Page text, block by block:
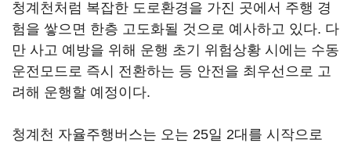
청계천처럼 복잡한 도로환경을 가진 곳에서 주행 경
험을 쌓으면 한층 고도화될 것으로 예사하고 있다. 다
만 사고 예방을 위해 운행 초기 위험상황 시에는 수동
운전모드로 즉시 전환하는 등 안전을 최우선으로 고
려해 운행할 예정이다.
청계천 자율주행버스는 오는 25일 2대를 시작으로